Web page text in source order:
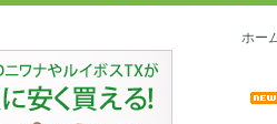
ホー